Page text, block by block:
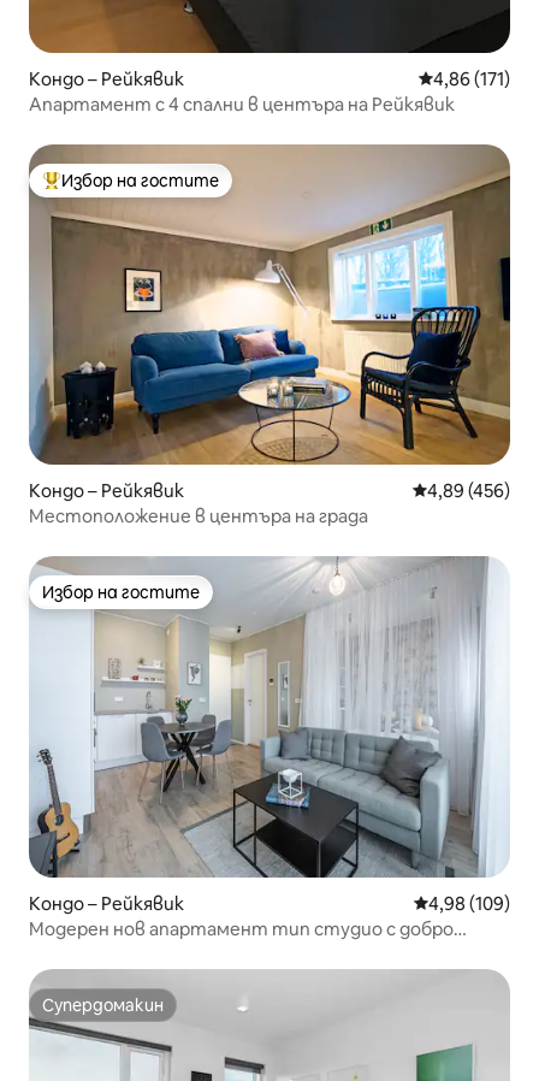
Кондо – Рейкявик Средна
4,86 (171)
Апартамент с 4 спални в центъра на Рейкявик
Най-популярен избор на гостите
Избор на гостите
Кондо – Рейкявик Средна
4,89 (456)
Местоположение в центъра на града
Избор на гостите
Избор на гостите
Кондо – Рейкявик Средна
4,98 (109)
Модерен нов апартамент тип студио с добро
Супердомакин
Супердомакин